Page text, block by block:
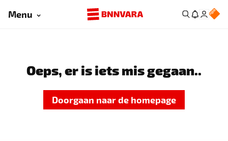
Menu
Oeps, er is iets mis gegaan..
Doorgaan naar de homepage